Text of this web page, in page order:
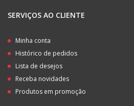
SERVIÇOS AO CLIENTE
Minha conta
Histórico de pedidos
Lista de desejos
Receba novidades
Produtos em promoção